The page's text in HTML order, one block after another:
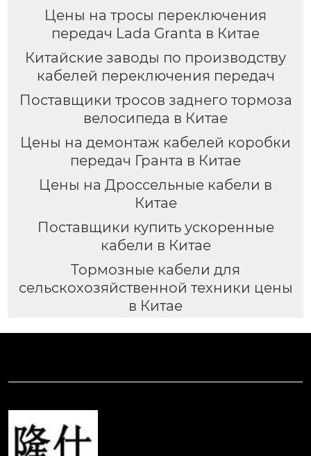
Цены на тросы переключения
передач Lada Granta в Китае
Китайские заводы по производству
кабелей переключения передач
Поставщики тросов заднего тормоза
велосипеда в Китае
Цены на демонтаж кабелей коробки
передач Гранта в Китае
Цены на Дроссельные кабели в
Китае
Поставщики купить ускоренные
кабели в Китае
Тормозные кабели для
сельскохозяйственной техники цены
в Китае